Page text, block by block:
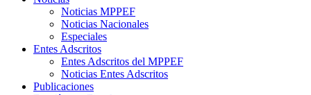
Noticias MPPEF
Noticias Nacionales
Especiales
Entes Adscritos
Entes Adscritos del MPPEF
Noticias Entes Adscritos
Publicaciones